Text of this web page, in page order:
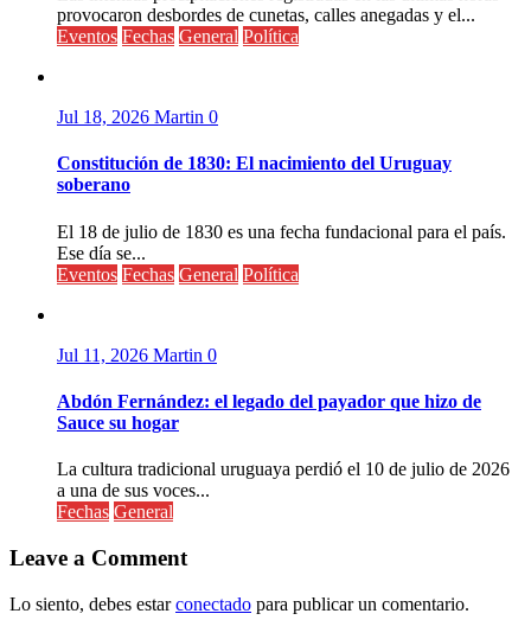
provocaron desbordes de cunetas, calles anegadas y el...
Eventos Fechas General Política
Jul 18, 2026 Martin 0
Constitución de 1830: El nacimiento del Uruguay
soberano
El 18 de julio de 1830 es una fecha fundacional para el país.
Ese día se...
Eventos Fechas General Política
Jul 11, 2026 Martin 0
Abdón Fernández: el legado del payador que hizo de
Sauce su hogar
La cultura tradicional uruguaya perdió el 10 de julio de 2026
a una de sus voces...
Fechas General
Leave a Comment
Lo siento, debes estarconectado para publicar un comentario.